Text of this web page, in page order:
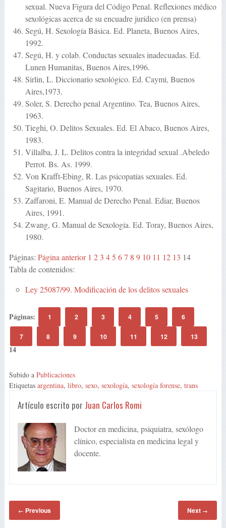
sexual. Nueva Figura del Código Penal. Reflexiones médico
sexológicas acerca de su encuadre jurídico (en prensa)
Segú, H. Sexología Básica. Ed. Planeta, Buenos Aires,
1992.
Segú, H. y colab. Conductas sexuales inadecuadas. Ed.
Lunen Humanitas, Buenos Aires,1996.
Sirlin, L. Diccionario sexológico. Ed. Caymi, Buenos
Aires,1973.
Soler, S. Derecho penal Argentino. Tea, Buenos Aires,
1963.
Tieghi, O. Delitos Sexuales. Ed. El Abaco, Buenos Aires,
1983.
Villalba, J. L. Delitos contra la integridad sexual .Abeledo
Perrot. Bs. As. 1999.
Von Krafft-Ebing, R. Las psicopatías sexuales. Ed.
Sagitario, Buenos Aires, 1970.
Zaffaroni, E. Manual de Derecho Penal. Ediar, Buenos
Aires, 1991.
Zwang, G. Manual de Sexología. Ed. Toray, Buenos Aires,
1980.
Páginas: Página anterior 1 2 3 4 5 6 7 8 9 10 11 12 13 14
Tabla de contenidos:
Ley 25087/99. Modificación de los delitos sexuales
Páginas: 1 2 3 4 5 6
7 8 9 10 11 12 13
14
Subido a Publicaciones
Etiquetas argentina, libro, sexo, sexología, sexología forense, trans
Artículo escrito por Juan Carlos Romi
Doctor en medicina, psiquiatra, sexólogo
clínico, especialista en medicina legal y
docente.
← Previous Next →